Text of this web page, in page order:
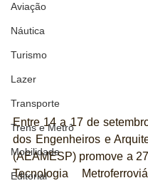
Aviação
Náutica
Turismo
Lazer
Transporte
Trens e Metrô
Mobilidade
Editorial
Entre 14 a 17 de
dos Engenheiros e
(AEAMESP) promove a
Tecnologia